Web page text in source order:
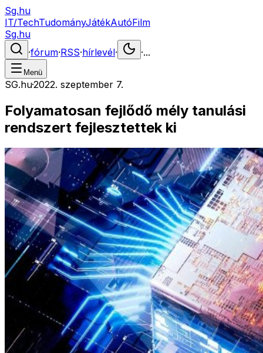
Sg.hu
IT/TechTudományJátékAutóFilm
Sg.hu
·fórum·RSS·hírlevél· ·...
Menü
SG.hu·2022. szeptember 7.
Folyamatosan fejlődő mély tanulási
rendszert fejlesztettek ki